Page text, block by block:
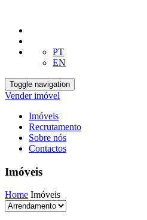
PT
EN
Toggle navigation
Vender imóvel
Imóveis
Recrutamento
Sobre nós
Contactos
Imóveis
Home Imóveis